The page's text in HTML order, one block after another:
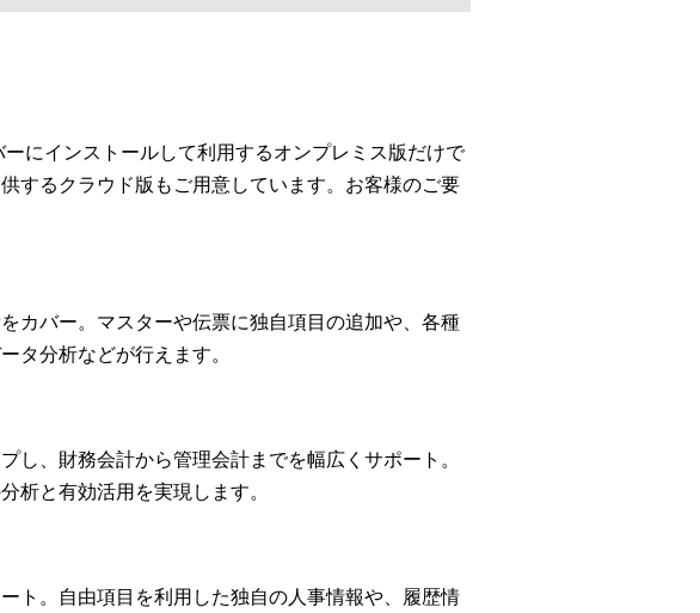
にインストールして利用するオンプレミス版だけで
するクラウド版もご用意しています。お客様のご要
カバー。マスターや伝票に独自項目の追加や、各種
タ分析などが行えます。
し、財務会計から管理会計までを幅広くサポート。
析と有効活用を実現します。
ト。自由項目を利用した独自の人事情報や、履歴情